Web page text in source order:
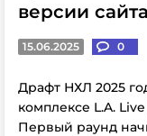
версии
15.06.2025 0
Драфт НХЛ 2025
комплексе L.A.
Первый раунд